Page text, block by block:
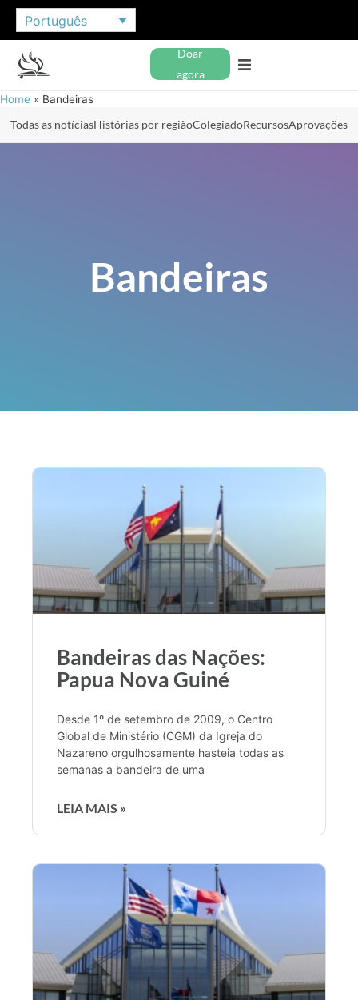
Português
Doar
agora
Home » Bandeiras
Todas as notíciasHistórias por regiãoColegiadoRecursosAprovações
Bandeiras
Bandeiras das Nações:
Papua Nova Guiné
Desde 1º de setembro de 2009, o Centro
Global de Ministério (CGM) da Igreja do
Nazareno orgulhosamente hasteia todas as
semanas a bandeira de uma
LEIA MAIS »